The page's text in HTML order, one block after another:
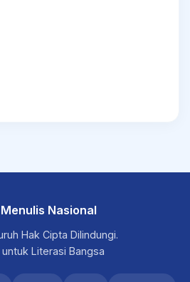
Nasional
Hak Cipta Dilindungi.
Literasi Bangsa